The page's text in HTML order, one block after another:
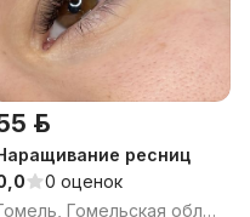
р.
ресниц
0 оценок
Гомель, Гомельская область